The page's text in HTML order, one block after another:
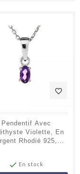
favorite_border
Pendentif Avec
Violette, En
Rhodié 925,
 En stock